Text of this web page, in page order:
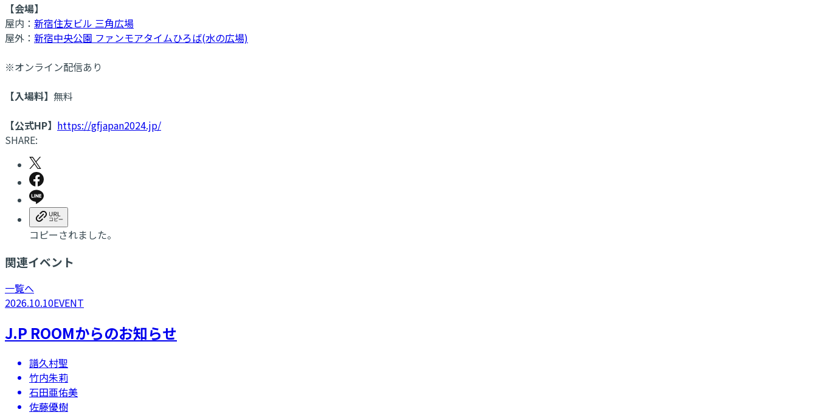
【会場】
屋内： 新宿住友ビル 三角広場
屋外： 新宿中央公園 ファンモアタイムひろば(水の広場)
※オンライン配信あり
【入場料】 無料
【公式HP】 https://gfjapan2024.jp/
SHARE:
コピーされました。
関連イベント
一覧へ
2026.10.10EVENT
J.P ROOMからのお知らせ
譜久村聖
竹内朱莉
石田亜佑美
佐藤優樹